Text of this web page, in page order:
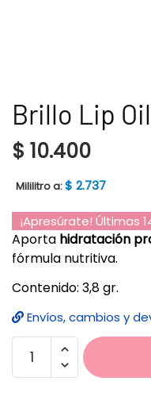
Brillo Lip
$ 10.400
Mililitro a:$ 2.737
¡Apresúrate! Últimas
Aporta hidratación
fórmula nutritiva.
Contenido: 3,8 gr.
Envíos, cambios y